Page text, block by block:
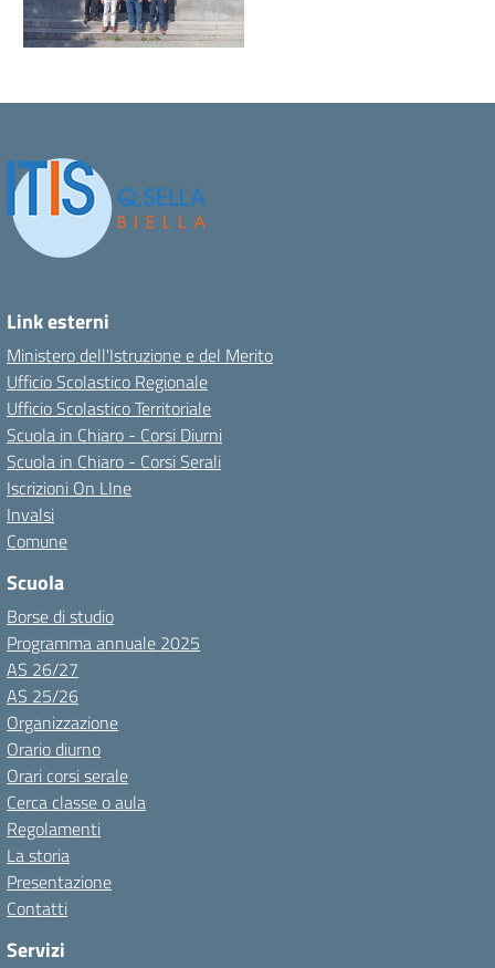
Link esterni
Ministero dell'Istruzione e del Merito
Ufficio Scolastico Regionale
Ufficio Scolastico Territoriale
Scuola in Chiaro - Corsi Diurni
Scuola in Chiaro - Corsi Serali
Iscrizioni On LIne
Invalsi
Comune
Scuola
Borse di studio
Programma annuale 2025
AS 26/27
AS 25/26
Organizzazione
Orario diurno
Orari corsi serale
Cerca classe o aula
Regolamenti
La storia
Presentazione
Contatti
Servizi